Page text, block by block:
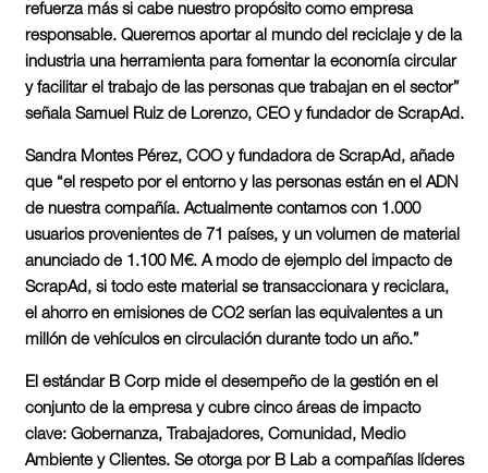
refuerza más si cabe nuestro propósito como empresa
responsable. Queremos aportar al mundo del reciclaje y de la
industria una herramienta para fomentar la economía circular
y facilitar el trabajo de las personas que trabajan en el sector”
señala Samuel Ruiz de Lorenzo, CEO y fundador de ScrapAd.
Sandra Montes Pérez, COO y fundadora de ScrapAd, añade
que “el respeto por el entorno y las personas están en el ADN
de nuestra compañía. Actualmente contamos con 1.000
usuarios provenientes de 71 países, y un volumen de material
anunciado de 1.100 M€. A modo de ejemplo del impacto de
ScrapAd, si todo este material se transaccionara y reciclara,
el ahorro en emisiones de CO2 serían las equivalentes a un
millón de vehículos en circulación durante todo un año.”
El estándar B Corp mide el desempeño de la gestión en el
conjunto de la empresa y cubre cinco áreas de impacto
clave: Gobernanza, Trabajadores, Comunidad, Medio
Ambiente y Clientes. Se otorga por B Lab a compañías líderes